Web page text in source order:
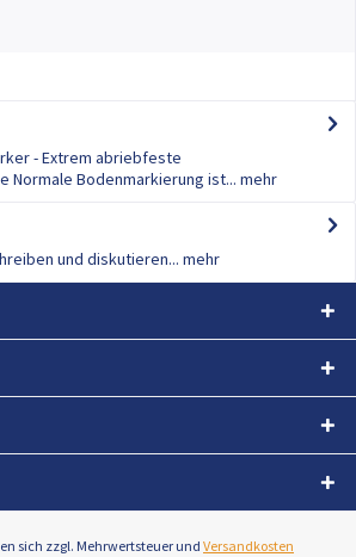
- Extrem abriebfeste
Normale Bodenmarkierung ist... mehr
und diskutieren... mehr
sich zzgl. Mehrwertsteuer und Versandkosten